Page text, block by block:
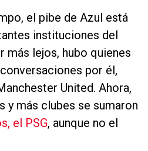
el pibe de Azul está
instituciones del
más lejos, hubo quienes
por él,
United. Ahora,
y más clubes se sumaron
el PSG, aunque no el